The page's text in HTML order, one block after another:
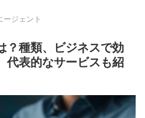
ージェント
？種類、ビジネスで効
代表的なサービスも紹